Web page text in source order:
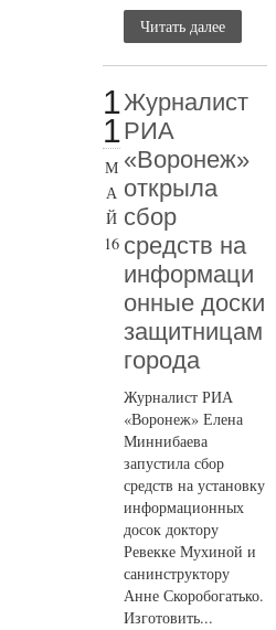
Читать далее
1
1
М
А
Й
16
Журналист
РИА
«Воронеж»
открыла
сбор
средств на
информаци
онные доски
защитницам
города
Журналист РИА
«Воронеж» Елена
Миннибаева
запустила сбор
средств на установку
информационных
досок доктору
Ревекке Мухиной и
санинструктору
Анне Скоробогатько.
Изготовить...